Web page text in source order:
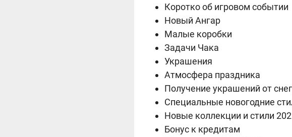
Коротко об игровом событии
Новый Ангар
Малые коробки
Задачи Чака
Украшения
Атмосфера праздника
Получение украшений от
Специальные новогодние
Новые коллекции и стили
Бонус к кредитам